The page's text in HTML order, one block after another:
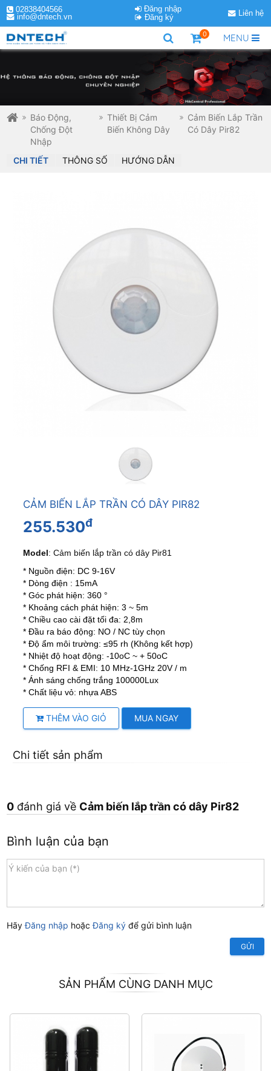
02838404566
info@dntech.vn
Đăng nhập
Đăng ký
Liên hệ
MENU
0
Báo Động,
Chống Đột
Nhập
Thiết Bị Cảm
Biến Không Dây
Cảm Biến Lắp Trần
Có Dây Pir82
CHI TIẾT THÔNG SỐ HƯỚNG DẪN
CẢM BIẾN LẮP TRẦN CÓ DÂY PIR82
255.530đ
Model: Cảm biến lắp trần có dây Pir81
* Nguồn điện: DC 9-16V
* Dòng điện : 15mA
* Góc phát hiện: 360 °
* Khoảng cách phát hiện: 3 ~ 5m
* Chiều cao cài đặt tối đa: 2,8m
* Đầu ra báo động: NO / NC tùy chọn
* Độ ẩm môi trường: ≤95 rh (Không kết hợp)
* Nhiệt độ hoạt động: -10oC ~ + 50oC
* Chống RFI & EMI: 10 MHz-1GHz 20V / m
* Ánh sáng chống trắng 100000Lux
* Chất liệu vỏ: nhựa ABS
THÊM VÀO GIỎ MUA NGAY
Chi tiết sản phẩm
0 đánh giá về Cảm biến lắp trần có dây Pir82
Bình luận của bạn
HãyĐăng nhập hoặcĐăng ký để gửi bình luận
GỬI
SẢN PHẨM CÙNG DANH MỤC